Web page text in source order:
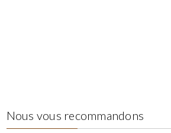
Nous vous recommandons